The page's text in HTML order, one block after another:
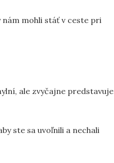
nám mohli stáť v ceste pri
ale zvyčajne predstavuje
ste sa uvoľnili a nechali